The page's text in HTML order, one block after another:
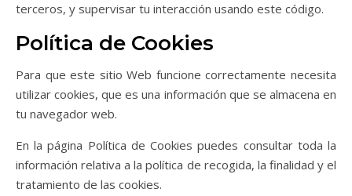
terceros, y supervisar tu interacción usando este código.
Política de Cookies
Para que este sitio Web funcione correctamente necesita
utilizar cookies, que es una información que se almacena en
tu navegador web.
En la página Política de Cookies puedes consultar toda la
información relativa a la política de recogida, la finalidad y el
tratamiento de las cookies.